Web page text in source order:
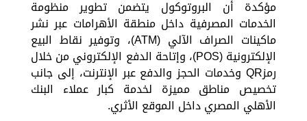
مؤكدة أن البروتوكول يتضمن تطوير منظومة
الخدمات المصرفية داخل منطقة الأهرامات عبر نشر
ماكينات الصراف الآلي (ATM)، وتوفير نقاط البيع
الإلكترونية (POS)، وإتاحة الدفع الإلكتروني من خلال
رمزQR وخدمات الحجز والدفع عبر الإنترنت، إلى جانب
تخصيص مناطق مميزة لخدمة كبار عملاء البنك
الأهلي المصري داخل الموقع الأثري.